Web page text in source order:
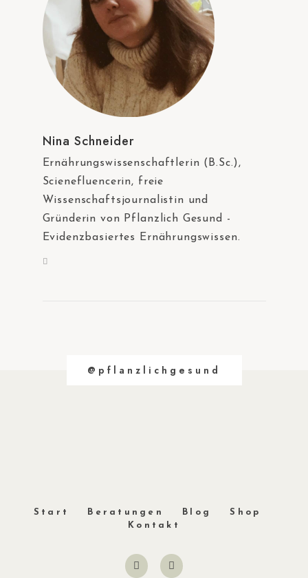
Nina Schneider
Ernährungswissenschaftlerin (B.Sc.),
Scienefluencerin, freie
Wissenschaftsjournalistin und
Gründerin von Pflanzlich Gesund -
Evidenzbasiertes Ernährungswissen.
@pflanzlichgesund
Start Beratungen Blog
Shop
Kontakt